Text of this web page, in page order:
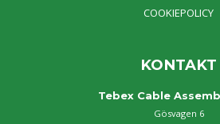
COOKIEPOLICY
KONTAKT
Tebex Cable
Gösvagen 6